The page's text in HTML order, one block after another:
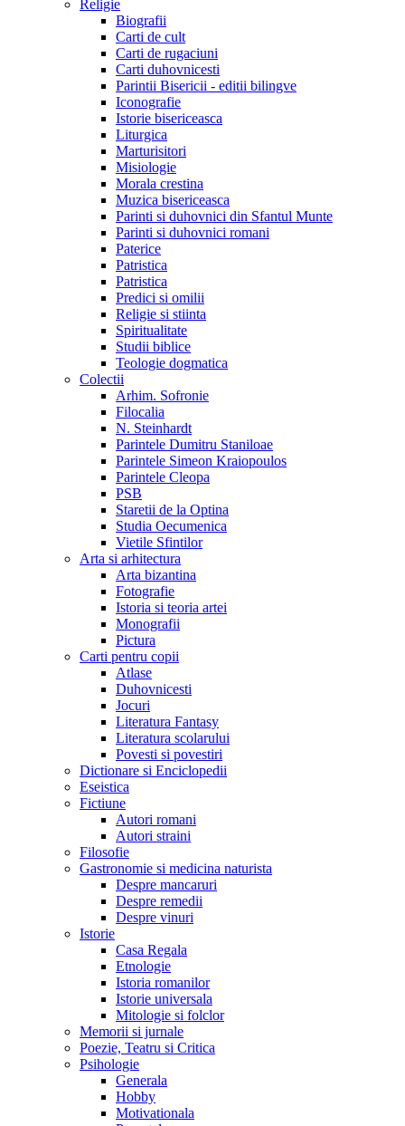
Religie
Biografii
Carti de cult
Carti de rugaciuni
Carti duhovnicesti
Parintii Bisericii - editii bilingve
Iconografie
Istorie bisericeasca
Liturgica
Marturisitori
Misiologie
Morala crestina
Muzica bisericeasca
Parinti si duhovnici din Sfantul Munte
Parinti si duhovnici romani
Paterice
Patristica
Patristica
Predici si omilii
Religie si stiinta
Spiritualitate
Studii biblice
Teologie dogmatica
Colectii
Arhim. Sofronie
Filocalia
N. Steinhardt
Parintele Dumitru Staniloae
Parintele Simeon Kraiopoulos
Parintele Cleopa
PSB
Staretii de la Optina
Studia Oecumenica
Vietile Sfintilor
Arta si arhitectura
Arta bizantina
Fotografie
Istoria si teoria artei
Monografii
Pictura
Carti pentru copii
Atlase
Duhovnicesti
Jocuri
Literatura Fantasy
Literatura scolarului
Povesti si povestiri
Dictionare si Enciclopedii
Eseistica
Fictiune
Autori romani
Autori straini
Filosofie
Gastronomie si medicina naturista
Despre mancaruri
Despre remedii
Despre vinuri
Istorie
Casa Regala
Etnologie
Istoria romanilor
Istorie universala
Mitologie si folclor
Memorii si jurnale
Poezie, Teatru si Critica
Psihologie
Generala
Hobby
Motivationala